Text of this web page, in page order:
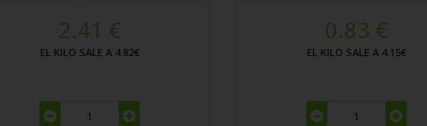
2.41 €
EL KILO SALE A 4.82€
0.83 €
EL KILO SALE A 4.15€